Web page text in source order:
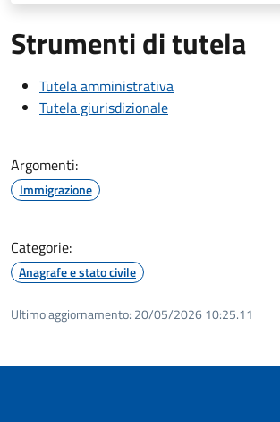
Strumenti di tutela
Tutela amministrativa
Tutela giurisdizionale
Argomenti:
Immigrazione
Categorie:
Anagrafe e stato civile
Ultimo aggiornamento: 20/05/2026 10:25.11